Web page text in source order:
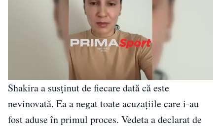
Shakira a susținut de fiecare dată că este
nevinovată. Ea a negat toate acuzaţiile care i-au
fost aduse în primul proces. Vedeta a declarat de